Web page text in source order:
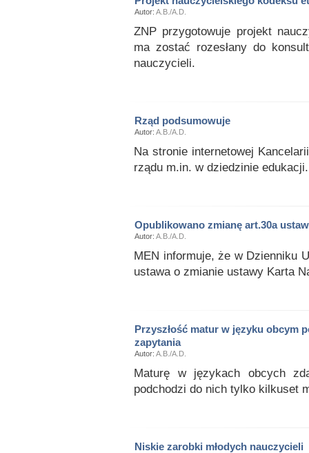
Autor: A.B./A.D.
ZNP przygotowuje projekt
ma zostać rozesłany do
nauczycieli.
Rząd podsumowuje
Autor: A.B./A.D.
Na stronie internetowej
rządu m.in. w dziedzinie edukacji.
Opublikowano zmianę art.30a
Autor: A.B./A.D.
MEN informuje, że w Dzienniku
ustawa o zmianie ustawy Karta
Przyszłość matur w języku obcym
zapytania
Autor: A.B./A.D.
Maturę w językach obcych
podchodzi do nich tylko kilkuset
Niskie zarobki młodych nauczycieli